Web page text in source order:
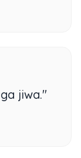
jiwa."